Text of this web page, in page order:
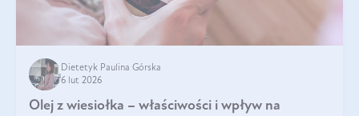
Dietetyk Paulina Górska
6 lut 2026
Olej z wiesiołka – właściwości i wpływ na